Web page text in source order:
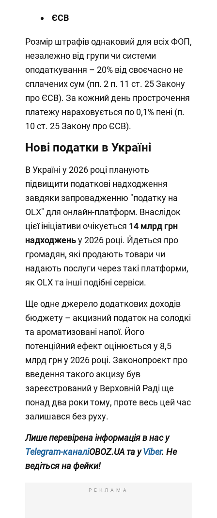
ЄСВ
Розмір штрафів однаковий для всіх ФОП,
незалежно від групи чи системи
оподаткування – 20% від своєчасно не
сплачених сум (пп. 2 п. 11 ст. 25 Закону
про ЄСВ). За кожний день прострочення
платежу нараховується по 0,1% пені (п.
10 ст. 25 Закону про ЄСВ).
Нові податки в Україні
В Україні у 2026 році планують
підвищити податкові надходження
завдяки запровадженню "податку на
OLX" для онлайн-платформ. Внаслідок
цієї ініціативи очікується 14 млрд грн
надходженьу 2026 році. Йдеться про
громадян, які продають товари чи
надають послуги через такі платформи,
як OLX та інші подібні сервіси.
Ще одне джерело додаткових доходів
бюджету – акцизний податок на солодкі
та ароматизовані напої. Його
потенційний ефект оцінюється у 8,5
млрд грн у 2026 році. Законопроєкт про
введення такого акцизу був
зареєстрований у Верховній Раді ще
понад два роки тому, проте весь цей час
залишався без руху.
Лише перевірена інформація в нас у
Telegram-каналіOBOZ.UA та уViber. Не
ведіться на фейки!
РЕКЛАМА